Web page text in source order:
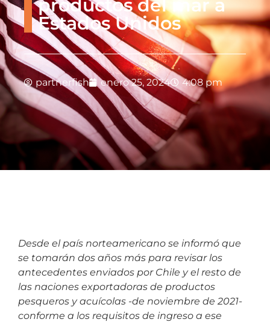
productos del mar a
Estados Unidos
partnerfish enero 25, 2024 4:08 pm
Desde el país norteamericano se informó que
se tomarán dos años más para revisar los
antecedentes enviados por Chile y el resto de
las naciones exportadoras de productos
pesqueros y acuícolas -de noviembre de 2021-
conforme a los requisitos de ingreso a ese